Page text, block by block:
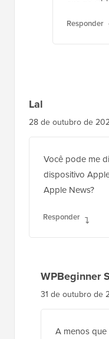
Responder
Lal
28 de outubro de
Você pode me
dispositivo
Apple News?
Responder
WPBeginner
31 de outubro de
A menos